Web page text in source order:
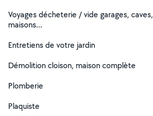
Voyages décheterie / vide garages,
maisons...
Entretiens de votre jardin
Démolition cloison, maison complète
Plomberie
Plaquiste